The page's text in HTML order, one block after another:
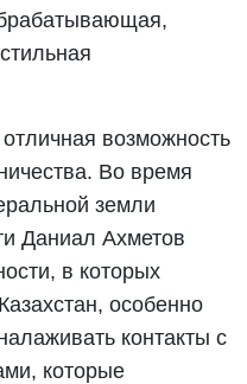
возможность
Во время
земли
Даниал Ахметов
в которых
особенно
контакты с
которые